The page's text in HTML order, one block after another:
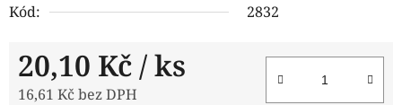
Kód:
2832
20,10 Kč / ks
16,61 Kč bez DPH